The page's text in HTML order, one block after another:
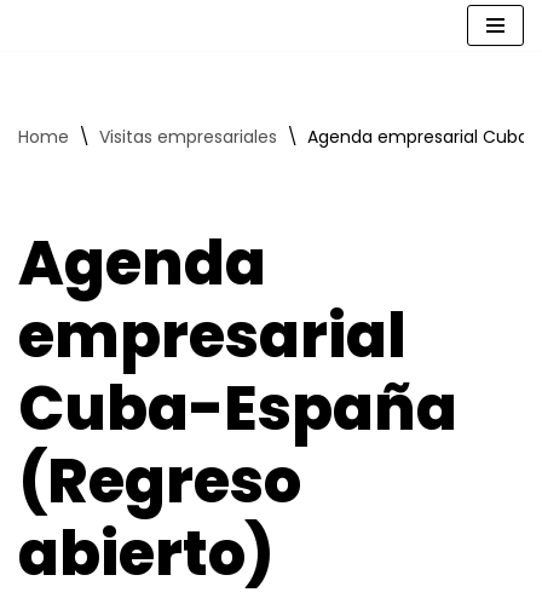
contenido
Home \ Visitas empresariales \ Agenda empresarial
Agenda
empresarial
Cuba-España
(Regreso
abierto)